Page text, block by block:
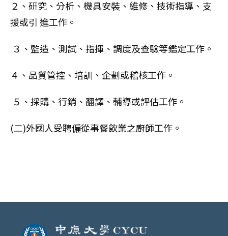
２、研究、分析、機具安裝、維修、技術指導、支
援或引 進工作。
３、監造、測試、指揮、調度及查驗等鑑定工作。
４、品質管控、培訓、企劃或稽核工作。
５、採購、行銷、翻譯、輔導或評估工作。
(二)外國人受聘僱從事餐飲業之廚師工作。